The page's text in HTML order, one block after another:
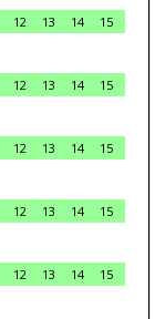
12 13 14
15
12 13 14
15
12 13 14
15
12 13 14
15
12 13 14
15